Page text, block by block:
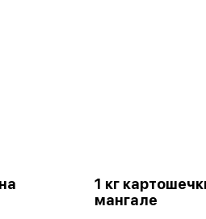
1 кг
мангале